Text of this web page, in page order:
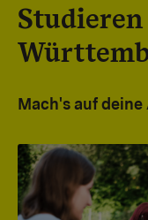
Mach's auf deine